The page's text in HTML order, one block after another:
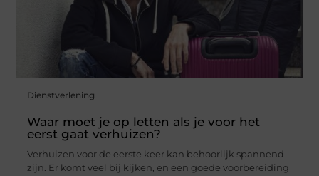
Dienstverlening
Waar moet je op letten als je voor het
eerst gaat verhuizen?
Verhuizen voor de eerste keer kan behoorlijk spannend
zijn. Er komt veel bij kijken, en een goede voorbereiding